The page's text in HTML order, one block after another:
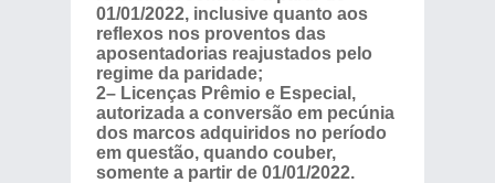
01/01/2022, inclusive quanto aos
reflexos nos proventos das
aposentadorias reajustados pelo
regime da paridade;
2– Licenças Prêmio e Especial,
autorizada a conversão em pecúnia
dos marcos adquiridos no período
em questão, quando couber,
somente a partir de 01/01/2022.